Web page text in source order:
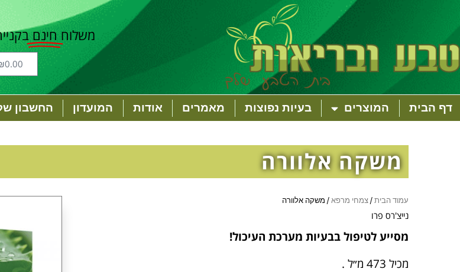
משלוח חינם בקנייה
0.00
דף הבית המוצרים בעיות נפוצות מאמרים אודות המועדון החשבון
משקה אלוורה
עמוד הבית/צמחי מרפא/ משקה אלוורה
נייצ'רס פרו
מסייע לטיפול בבעיות מערכת העיכול!
מכיל 473 מ״ל .